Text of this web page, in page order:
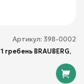
Артикул: 398-0002
BRAUBERG,